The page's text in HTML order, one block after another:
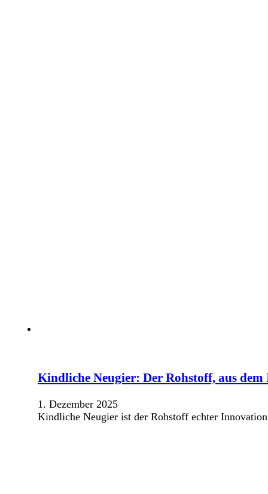
Kindliche Neugier: Der Rohstoff, aus
1. Dezember 2025
Kindliche Neugier ist der Rohstoff echter